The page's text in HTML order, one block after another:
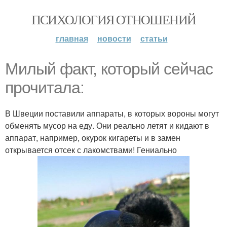
ПСИХОЛОГИЯ ОТНОШЕНИЙ
главная новости статьи
Милый факт, который сейчас
прочитала:
В Швеции поставили аппараты, в которых вороны могут
обменять мусор на еду. Они реально летят и кидают в
аппарат, например, окурок кигареты и в замен
открывается отсек с лакомствами! Гениально